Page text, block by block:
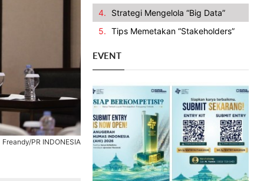
Freandy/PR INDONESIA
4.
Strategi Mengelola “Big Data”
5. Tips Memetakan “Stakeholders”
EVENT
Previous Next